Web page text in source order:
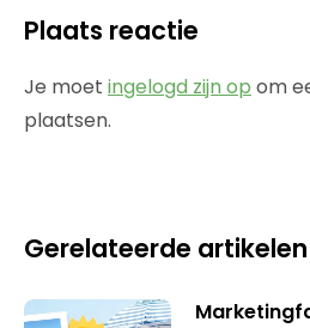
Plaats reactie
Je moet ingelogd zijn op om
plaatsen.
Gerelateerde artikelen